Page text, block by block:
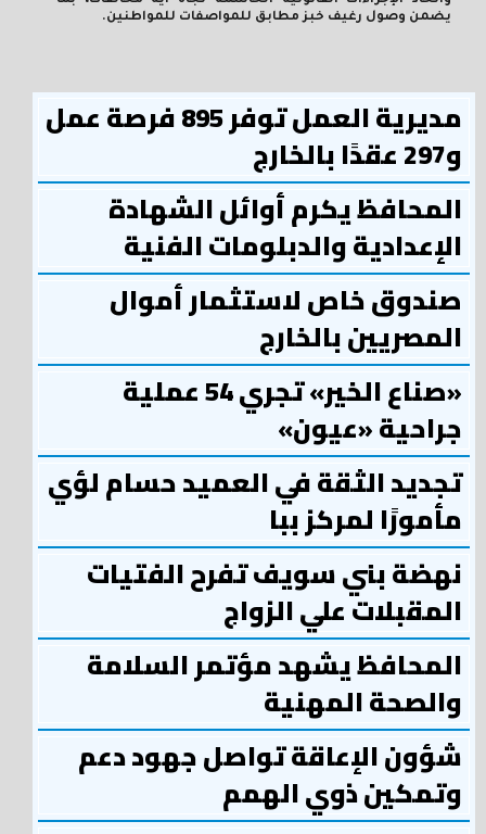
يضمن وصول رغيف خبز مطابق للمواصفات للمواطنين.
مديرية العمل توفر 895 فرصة عمل
و297 عقدًا بالخارج
المحافظ يكرم أوائل الشهادة
الإعدادية والدبلومات الفنية
صندوق خاص لاستثمار أموال
المصريين بالخارج
«صناع الخير» تجري 54 عملية
جراحية «عيون»
تجديد الثقة في العميد حسام لؤي
مأمورًا لمركز ببا
نهضة بني سويف تفرح الفتيات
المقبلات علي الزواج
المحافظ يشهد مؤتمر السلامة
والصحة المهنية
شؤون الإعاقة تواصل جهود دعم
وتمكين ذوي الهمم